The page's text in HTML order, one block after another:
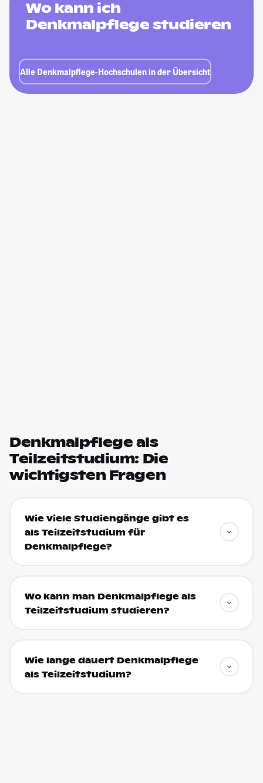
Wo kann ich
Denkmalpflege studieren
Alle Denkmalpflege-Hochschulen in der Übersicht
Denkmalpflege als
Teilzeitstudium: Die
wichtigsten Fragen
Wie viele Studiengänge gibt es
als Teilzeitstudium für
Denkmalpflege?
Wo kann man Denkmalpflege als
Teilzeitstudium studieren?
Wie lange dauert Denkmalpflege
als Teilzeitstudium?